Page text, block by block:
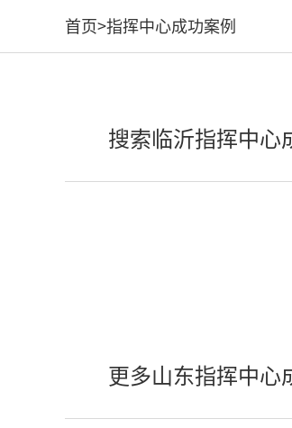
首页>指挥中心成功案例
搜索临沂指挥中心
更多山东指挥中心